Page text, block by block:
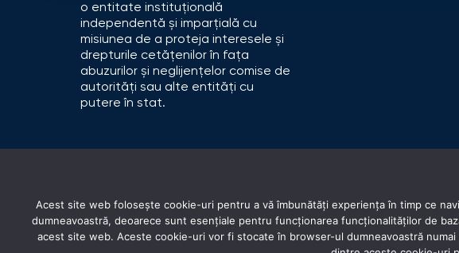
o entitate instituțională
independentă și imparțială cu
misiunea de a proteja interesele și
drepturile cetățenilor în fața
abuzurilor și neglijențelor comise de
autorități sau alte entități cu
putere în stat.
Acest site web folosește cookie-uri pentru a vă îmbunătăți experiența în timp ce
dumneavoastră, deoarece sunt esențiale pentru funcționarea funcționalităților de
acest site web. Aceste cookie-uri vor fi stocate în browser-ul dumneavoastră